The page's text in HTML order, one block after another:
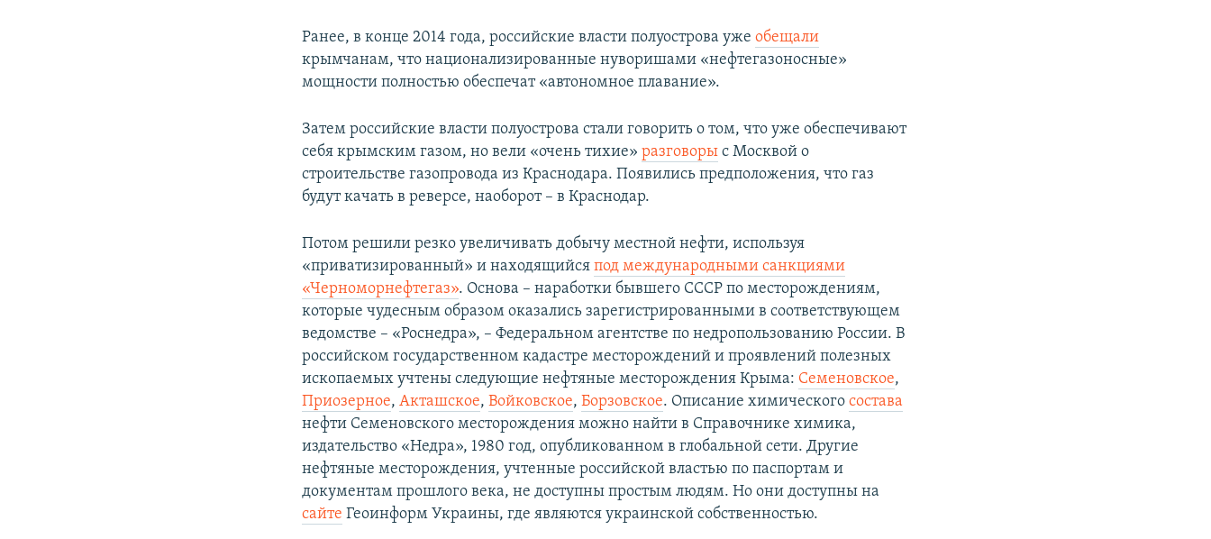
Ранее, в конце 2014 года, российские власти полуострова ужеобещали
крымчанам, что национализированные нуворишами «нефтегазоносные»
мощности полностью обеспечат «автономное плавание».
Затем российские власти полуострова стали говорить о том, что уже обеспечивают
себя крымским газом, но вели «очень тихие»разговоры с Москвой о
строительстве газопровода из Краснодара. Появились предположения, что газ
будут качать в реверсе, наоборот – в Краснодар.
Потом решили резко увеличивать добычу местной нефти, используя
«приватизированный» и находящийсяпод международными санкциями
«Черноморнефтегаз». Основа – наработки бывшего СССР по месторождениям,
которые чудесным образом оказались зарегистрированными в соответствующем
ведомстве – «Роснедра», – Федеральном агентстве по недропользованию России. В
российском государственном кадастре месторождений и проявлений полезных
ископаемых учтены следующие нефтяные месторождения Крыма: Семеновское,
Приозерное,Акташское,Войковское,Борзовское. Описание химическогосостава
нефти Семеновского месторождения можно найти в Справочнике химика,
издательство «Недра», 1980 год, опубликованном в глобальной сети. Другие
нефтяные месторождения, учтенные российской властью по паспортам и
документам прошлого века, не доступны простым людям. Но они доступны на
сайте Геоинформ Украины, где являются украинской собственностью.